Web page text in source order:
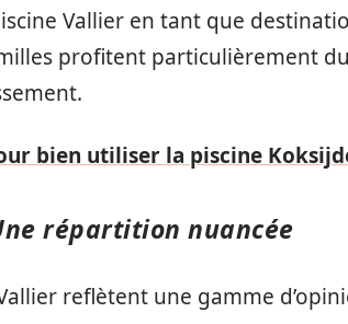
Vallier en tant que
profitent particulièrement
bien utiliser la piscine
répartition nuancée
reflètent une gamme